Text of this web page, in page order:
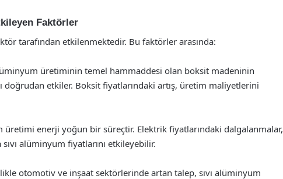
Faktörler
tarafından etkilenmektedir. Bu faktörler arasında:
üretiminin temel hammaddesi olan boksit madeninin
doğrudan etkiler. Boksit fiyatlarındaki artış, üretim maliyetlerini
enerji yoğun bir süreçtir. Elektrik fiyatlarındaki dalgalanmalar,
alüminyum fiyatlarını etkileyebilir.
otomotiv ve inşaat sektörlerinde artan talep, sıvı alüminyum